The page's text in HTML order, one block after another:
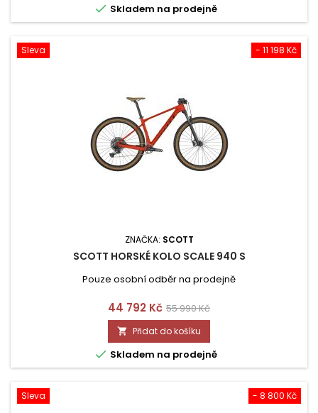
 Skladem na prodejně
- 11 198 Kč
Sleva
ZNAČKA: SCOTT
SCOTT HORSKÉ KOLO SCALE 940 S
Pouze osobní odběr na prodejně
Cena
44 792 Kč Běžná
cena
55 990 Kč
 Přidat do košíku
 Skladem na prodejně
- 8 800 Kč
Sleva